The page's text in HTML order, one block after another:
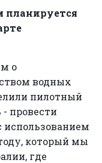
планируется
о
водных
пилотный
провести
использованием
который мы
где